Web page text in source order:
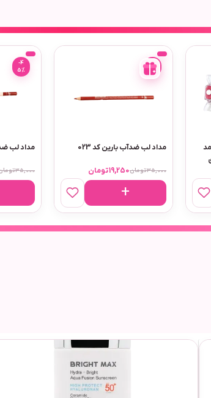
-4
5%
مداد چشم و لب ضد آب استی لادر
30,000تومان16,500تومان
-4
5%
مداد چشم
30,000تومان